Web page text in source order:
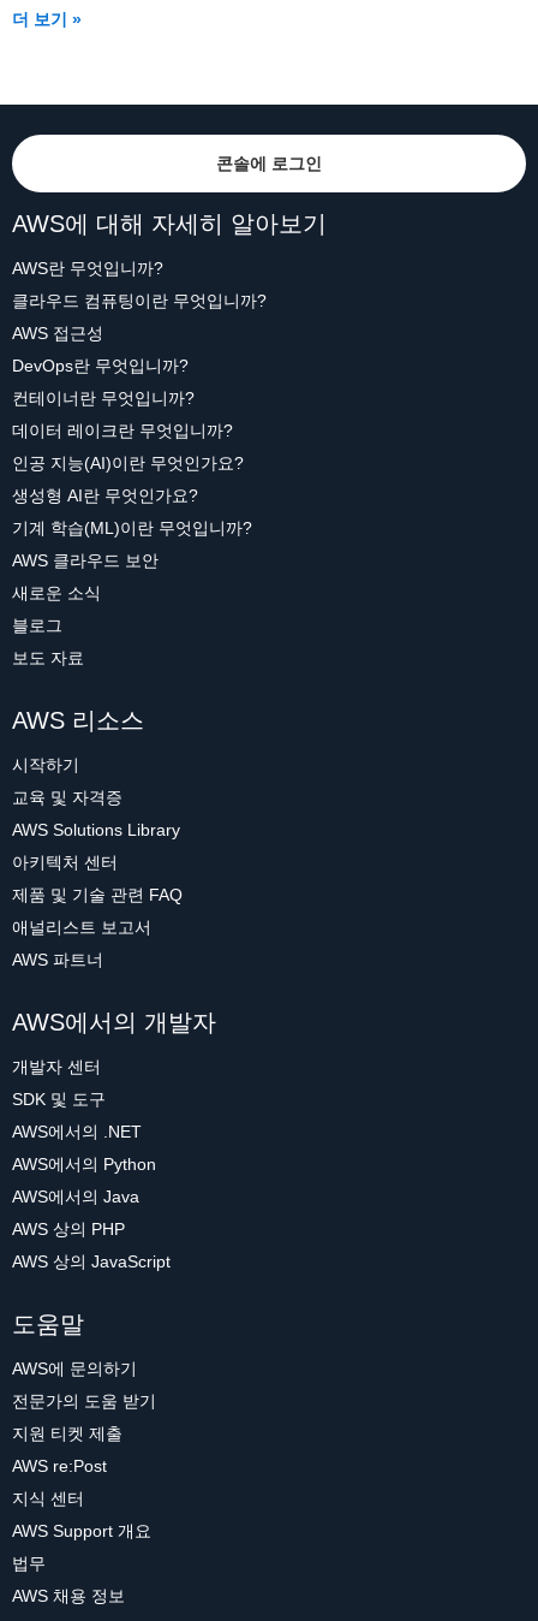
더 보기 »
콘솔에 로그인
AWS에 대해 자세히 알아보기
AWS란 무엇입니까?
클라우드 컴퓨팅이란 무엇입니까?
AWS 접근성
DevOps란 무엇입니까?
컨테이너란 무엇입니까?
데이터 레이크란 무엇입니까?
인공 지능(AI)이란 무엇인가요?
생성형 AI란 무엇인가요?
기계 학습(ML)이란 무엇입니까?
AWS 클라우드 보안
새로운 소식
블로그
보도 자료
AWS 리소스
시작하기
교육 및 자격증
AWS Solutions Library
아키텍처 센터
제품 및 기술 관련 FAQ
애널리스트 보고서
AWS 파트너
AWS에서의 개발자
개발자 센터
SDK 및 도구
AWS에서의 .NET
AWS에서의 Python
AWS에서의 Java
AWS 상의 PHP
AWS 상의 JavaScript
도움말
AWS에 문의하기
전문가의 도움 받기
지원 티켓 제출
AWS re:Post
지식 센터
AWS Support 개요
법무
AWS 채용 정보